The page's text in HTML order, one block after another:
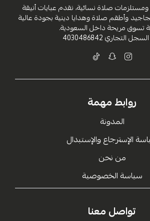
صلاة نسائية، نقدم عبايات أنيقة
وأطقم صلاة وهدايا دينية بجودة عالية
تسوق مريحة داخل السعودية.
التجاري4030486842
روابط مهمة
المدونة
الإسترجاع والإستبدال
من نحن
سياسة الخصوصية
تواصل معنا